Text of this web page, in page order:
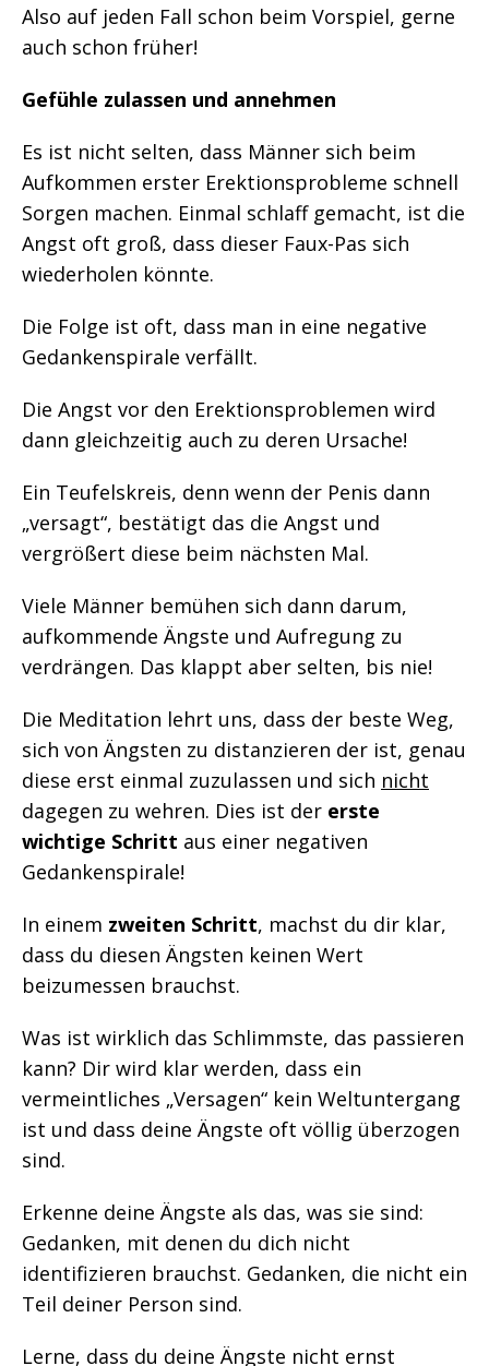
Also auf jeden Fall schon beim Vorspiel, gerne
auch schon früher!
Gefühle zulassen und annehmen
Es ist nicht selten, dass Männer sich beim
Aufkommen erster Erektionsprobleme schnell
Sorgen machen. Einmal schlaff gemacht, ist die
Angst oft groß, dass dieser Faux-Pas sich
wiederholen könnte.
Die Folge ist oft, dass man in eine negative
Gedankenspirale verfällt.
Die Angst vor den Erektionsproblemen wird
dann gleichzeitig auch zu deren Ursache!
Ein Teufelskreis, denn wenn der Penis dann
„versagt“, bestätigt das die Angst und
vergrößert diese beim nächsten Mal.
Viele Männer bemühen sich dann darum,
aufkommende Ängste und Aufregung zu
verdrängen. Das klappt aber selten, bis nie!
Die Meditation lehrt uns, dass der beste Weg,
sich von Ängsten zu distanzieren der ist, genau
diese erst einmal zuzulassen und sich nicht
dagegen zu wehren. Dies ist der erste
wichtige Schritt aus einer negativen
Gedankenspirale!
In einem zweiten Schritt, machst du dir klar,
dass du diesen Ängsten keinen Wert
beizumessen brauchst.
Was ist wirklich das Schlimmste, das passieren
kann? Dir wird klar werden, dass ein
vermeintliches „Versagen“ kein Weltuntergang
ist und dass deine Ängste oft völlig überzogen
sind.
Erkenne deine Ängste als das, was sie sind:
Gedanken, mit denen du dich nicht
identifizieren brauchst. Gedanken, die nicht ein
Teil deiner Person sind.
Lerne, dass du deine Ängste nicht ernst